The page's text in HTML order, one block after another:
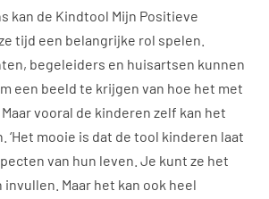
kan de Kindtool Mijn Positieve
tijd een belangrijke rol spelen.
begeleiders en huisartsen kunnen
een beeld te krijgen van hoe het met
vooral de kinderen zelf kan het
‘Het mooie is dat de tool kinderen laat
van hun leven. Je kunt ze het
Maar het kan ook heel